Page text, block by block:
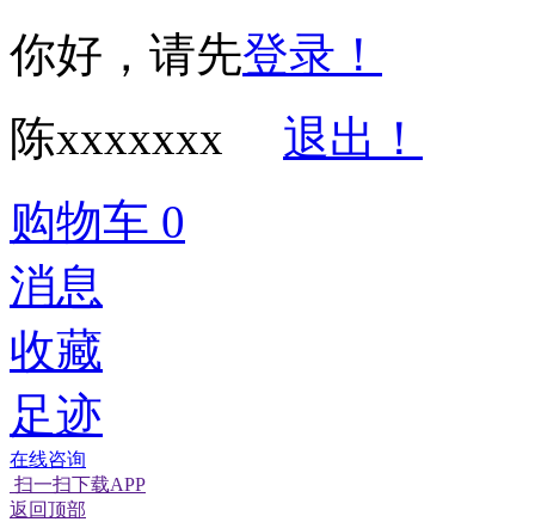
你好，请先登录！
陈xxxxxxx
退出！
购物车 0
消息
收藏
足迹
在线咨询
扫一扫下载APP
返回顶部